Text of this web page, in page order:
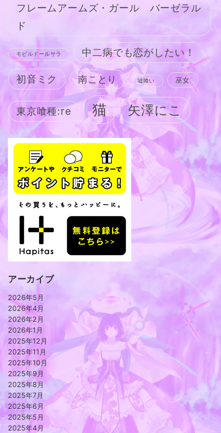
フレームアームズ・ガール バーゼラル
ド
モビルドールサラ 中二病でも恋がしたい！
初音ミク 南ことり 嘘喰い 巫女
東京喰種:re 猫 矢澤にこ
アーカイブ
2026年5月
2026年4月
2026年2月
2026年1月
2025年12月
2025年11月
2025年10月
2025年9月
2025年8月
2025年7月
2025年6月
2025年5月
2025年4月